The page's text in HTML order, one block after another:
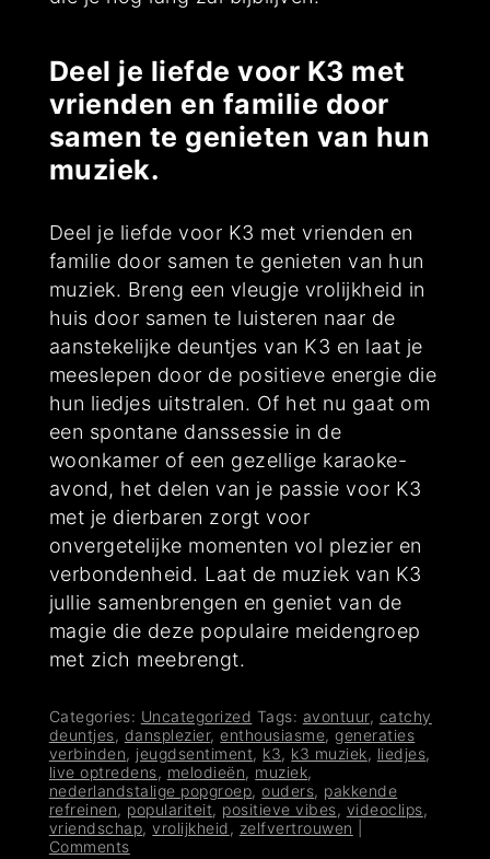
Deel je liefde voor K3 met
vrienden en familie door
samen te genieten van hun
muziek.
Deel je liefde voor K3 met vrienden en
familie door samen te genieten van hun
muziek. Breng een vleugje vrolijkheid in
huis door samen te luisteren naar de
aanstekelijke deuntjes van K3 en laat je
meeslepen door de positieve energie die
hun liedjes uitstralen. Of het nu gaat om
een spontane danssessie in de
woonkamer of een gezellige karaoke-
avond, het delen van je passie voor K3
met je dierbaren zorgt voor
onvergetelijke momenten vol plezier en
verbondenheid. Laat de muziek van K3
jullie samenbrengen en geniet van de
magie die deze populaire meidengroep
met zich meebrengt.
Categories: Uncategorized Tags: avontuur, catchy
deuntjes, dansplezier,enthousiasme,generaties
verbinden, jeugdsentiment, k3, k3 muziek, liedjes,
live optredens, melodieën, muziek,
nederlandstalige popgroep,ouders, pakkende
refreinen, populariteit, positieve vibes, videoclips,
vriendschap,vrolijkheid , zelfvertrouwen
Comments